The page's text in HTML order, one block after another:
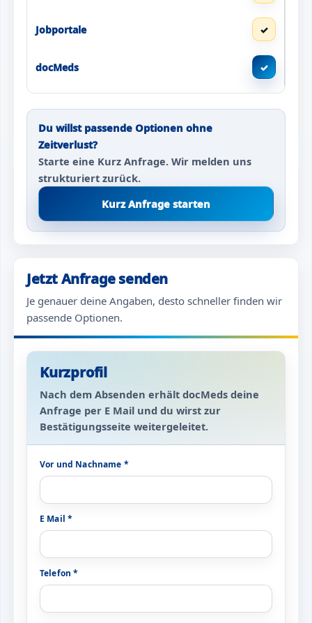
✓
✓
Du willst passende Optionen ohne
Zeitverlust?
Starte eine Kurz Anfrage. Wir melden uns
strukturiert zurück.
Kurz Anfrage starten
Jetzt Anfrage senden
Je genauer deine Angaben, desto schneller finden wir
passende Optionen.
Kurzprofil
Nach dem Absenden erhält docMeds deine
Anfrage per E Mail und du wirst zur
Bestätigungsseite weitergeleitet.
Vor und Nachname *
E Mail *
Telefon *